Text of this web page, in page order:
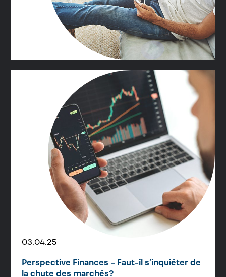
03.04.25
Perspective Finances – Faut-il s’inquiéter de
la chute des marchés?